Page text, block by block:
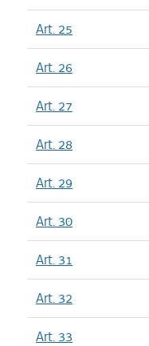
Art. 25
Art. 26
Art. 27
Art. 28
Art. 29
Art. 30
Art. 31
Art. 32
Art. 33